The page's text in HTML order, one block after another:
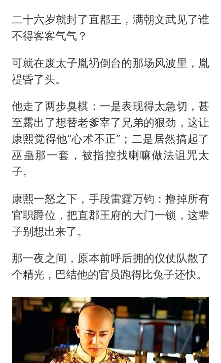
二十六岁就封了直郡王，满朝文武见了谁
不得客客气气？
可就在废太子胤礽倒台的那场风波里，胤
禔昏了头。
他走了两步臭棋：一是表现得太急切，甚
至露出了想替老爹宰了兄弟的狠劲，这让
康熙觉得他“心术不正”；二是居然搞起了
巫蛊那一套，被指控找喇嘛做法诅咒太
子。
康熙一怒之下，手段雷霆万钧：撸掉所有
官职爵位，把直郡王府的大门一锁，这辈
子别想出来了。
那一夜之间，原本前呼后拥的仪仗队散了
个精光，巴结他的官员跑得比兔子还快。